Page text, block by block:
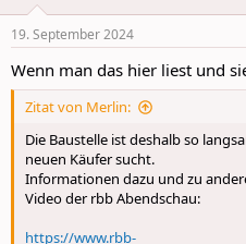
s
19. September 2024
Wenn man das hier liest und
Zitat von Merlin:
Die Baustelle ist deshalb so
neuen Käufer sucht.
Informationen dazu und zu
Video der rbb Abendschau:
https://www.rbb-